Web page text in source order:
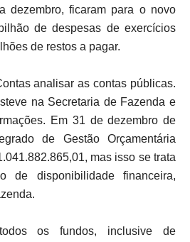
dezembro, ficaram para o novo
de despesas de exercícios
de restos a pagar.
analisar as contas públicas.
na Secretaria de Fazenda e
Em 31 de dezembro de
de Gestão Orçamentária
mas isso se trata
de disponibilidade financeira,
os fundos, inclusive de